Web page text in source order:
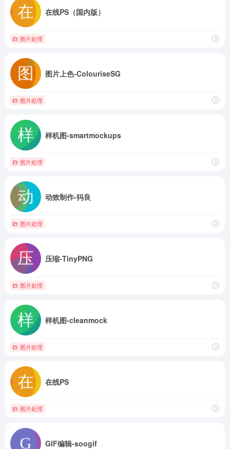
在线PS（国内版）
图片处理
图片上色-ColouriseSG
图片处理
样机图-smartmockups
图片处理
动效制作-犸良
图片处理
压缩-TinyPNG
图片处理
样机图-cleanmock
图片处理
在线PS
图片处理
GIF编辑-soogif